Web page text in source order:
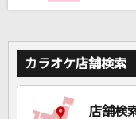
カラオケ店舗検索
店舗検